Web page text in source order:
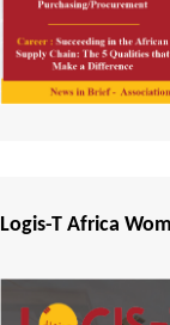
Logis-T Africa